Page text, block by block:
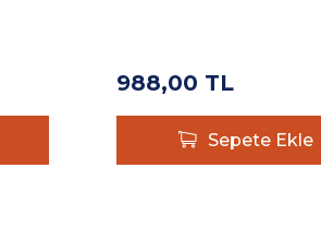
988,00 TL
Sepete Ekle